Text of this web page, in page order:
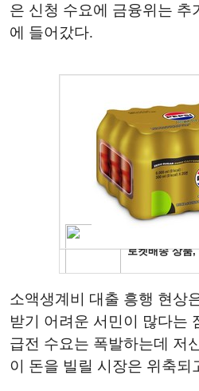
은 신청 수요에 금융위는 추
에 들어갔다.
소액생계비 대출 흥행 현상
받기 어려운 서민이 많다는
급전 수요는 폭발하는데 저
이 돈을 빌릴 시장은 위축되